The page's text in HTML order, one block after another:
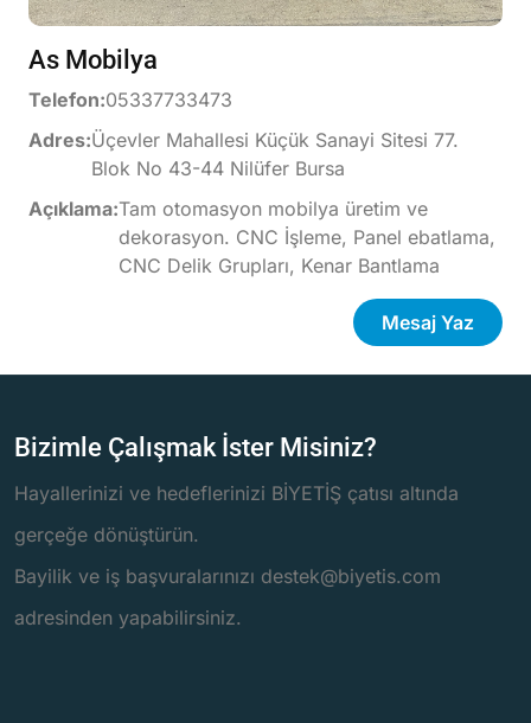
As Mobilya
Telefon:05337733473
Adres:Üçevler Mahallesi Küçük Sanayi Sitesi 77.
Blok No 43-44 Nilüfer Bursa
Açıklama:Tam otomasyon mobilya üretim ve
dekorasyon. CNC İşleme, Panel ebatlama,
CNC Delik Grupları, Kenar Bantlama
Mesaj Yaz
Bizimle Çalışmak İster Misiniz?
Hayallerinizi ve hedeflerinizi BİYETİŞ çatısı altında
gerçeğe dönüştürün.
Bayilik ve iş başvuralarınızı destek@biyetis.com
adresinden yapabilirsiniz.